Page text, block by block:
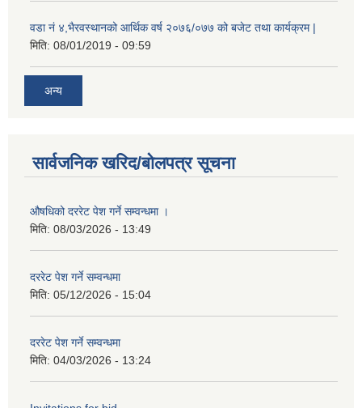
वडा नं ४,भैरवस्थानको आर्थिक वर्ष २०७६/०७७ को बजेट तथा कार्यक्रम |
मिति: 08/01/2019 - 09:59
अन्य
सार्वजनिक खरिद/बोलपत्र सूचना
औषधिको दररेट पेश गर्ने सम्वन्धमा ।
मिति: 08/03/2026 - 13:49
दररेट पेश गर्ने सम्वन्धमा
मिति: 05/12/2026 - 15:04
दररेट पेश गर्ने सम्वन्धमा
मिति: 04/03/2026 - 13:24